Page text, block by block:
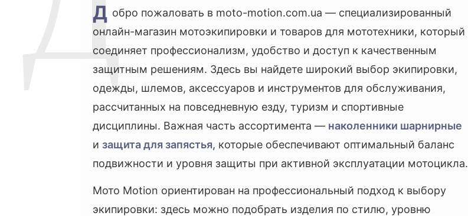
Д обро пожаловать в moto-motion.com.ua — специализированный
онлайн-магазин мотоэкипировки и товаров для мототехники, который
соединяет профессионализм, удобство и доступ к качественным
защитным решениям. Здесь вы найдете широкий выбор экипировки,
одежды, шлемов, аксессуаров и инструментов для обслуживания,
рассчитанных на повседневную езду, туризм и спортивные
дисциплины. Важная часть ассортимента — наколенники шарнирные
и защита для запястья, которые обеспечивают оптимальный баланс
подвижности и уровня защиты при активной эксплуатации мотоцикла.
Мото Motion ориентирован на профессиональный подход к выбору
экипировки: здесь можно подобрать изделия по стилю, уровню